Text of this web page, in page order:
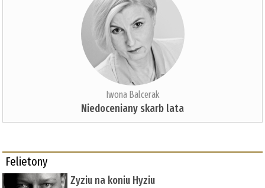
Iwona Balcerak
Niedoceniany skarb lata
Felietony
Zyziu na koniu Hyziu